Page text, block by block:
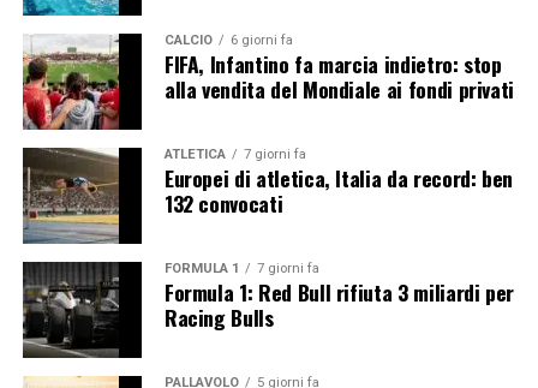
CALCIO 6 giorni fa
FIFA, Infantino fa marcia indietro: stop
alla vendita del Mondiale ai fondi privati
ATLETICA 7 giorni fa
Europei di atletica, Italia da record: ben
132 convocati
FORMULA 1 7 giorni fa
Formula 1: Red Bull rifiuta 3 miliardi per
Racing Bulls
PALLAVOLO 5 giorni fa